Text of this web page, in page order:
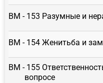
ВМ - 153 Разумные и
ВМ - 154 Женитьба и
ВМ - 155
вопросе